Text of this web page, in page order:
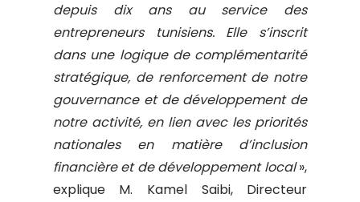
depuis dix ans au service des
entrepreneurs tunisiens. Elle s’inscrit
dans une logique de complémentarité
stratégique, de renforcement de notre
gouvernance et de développement de
notre activité, en lien avec les priorités
nationales en matière d’inclusion
financière et de développement local»,
explique M. Kamel Saibi, Directeur